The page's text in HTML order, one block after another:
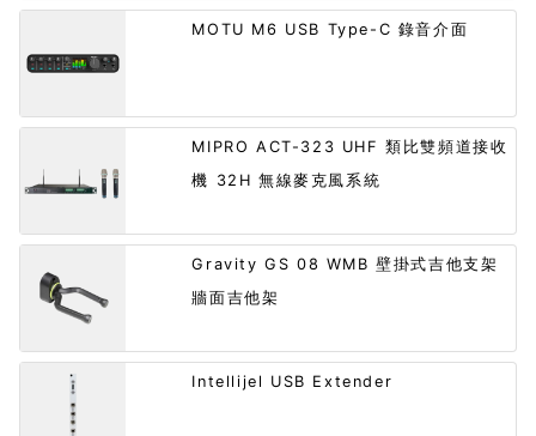
MOTU M6 USB Type-C 錄音介面
MIPRO ACT-323 UHF 類比雙頻道接收
機 32H 無線麥克風系統
Gravity GS 08 WMB 壁掛式吉他支架
牆面吉他架
Intellijel USB Extender